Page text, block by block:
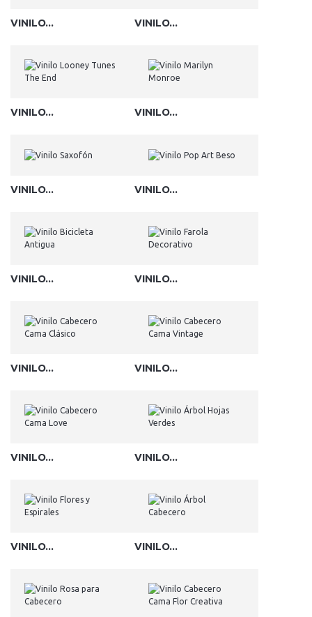
VINILO... VINILO...
VINILO... VINILO...
VINILO... VINILO...
VINILO... VINILO...
VINILO... VINILO...
VINILO... VINILO...
VINILO... VINILO...